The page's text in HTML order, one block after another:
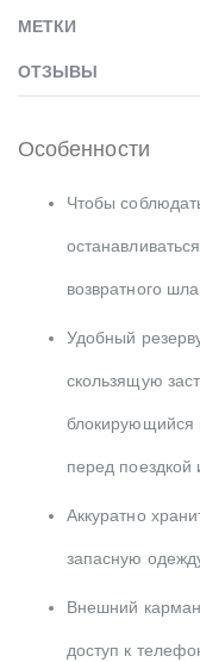
МЕТКИ
ОТЗЫВЫ
Особенности
Чтобы
возвратного
Удобный
скользящую
блокирующийся
перед поездкой
Аккуратно
запасную
Внешний
доступ к